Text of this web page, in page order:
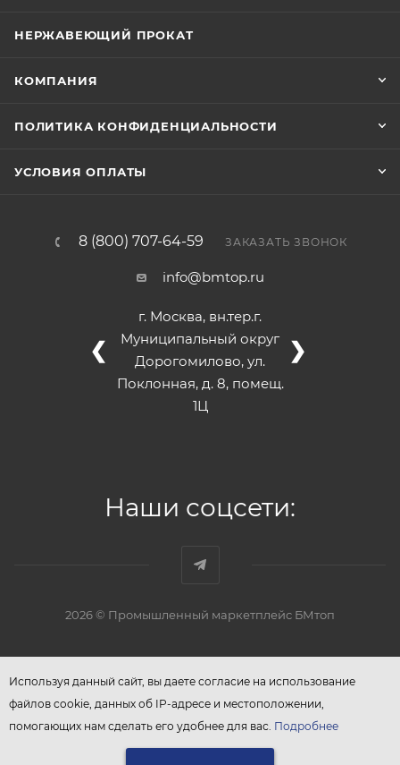
НЕРЖАВЕЮЩИЙ ПРОКАТ
КОМПАНИЯ
ПОЛИТИКА КОНФИДЕНЦИАЛЬНОСТИ
УСЛОВИЯ ОПЛАТЫ
8 (800) 707-64-59 ЗАКАЗАТЬ ЗВОНОК
info@bmtop.ru
г. Москва, вн.тер.г.
Муниципальный округ
Дорогомилово, ул.
Поклонная, д. 8, помещ.
1Ц
❮ ❯
Наши соцсети:
2026 © Промышленный маркетплейс БМтоп
Используя данный сайт, вы даете согласие на использование
файлов cookie, данных об IP-адресе и местоположении,
помогающих нам сделать его удобнее для вас. Подробнее